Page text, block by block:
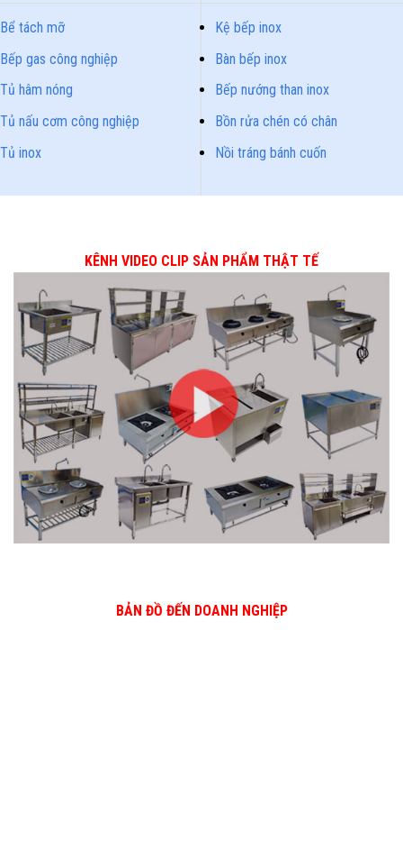
Bể tách mỡ
Bếp gas công nghiệp
Tủ hâm nóng
Tủ nấu cơm công nghiệp
Tủ inox
Kệ bếp inox
Bàn bếp inox
Bếp nướng than inox
Bồn rửa chén có chân
Nồi tráng bánh cuốn
KÊNH VIDEO CLIP SẢN PHẨM THẬT TẾ
BẢN ĐỒ ĐẾN DOANH NGHIỆP